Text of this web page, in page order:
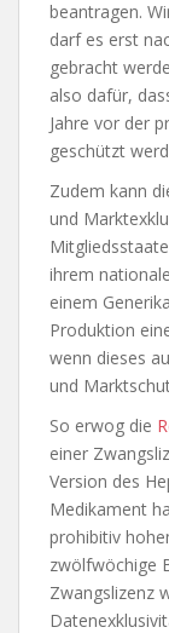
beantragen.
darf es erst
gebracht
also dafür,
Jahre vor der
geschützt
Zudem kann
und
ihrem
einem
Produktion
wenn dieses
und
So erwog die
einer
Version des
Medikament
prohibitiv
zwölfwöchige
Zwangslizenz